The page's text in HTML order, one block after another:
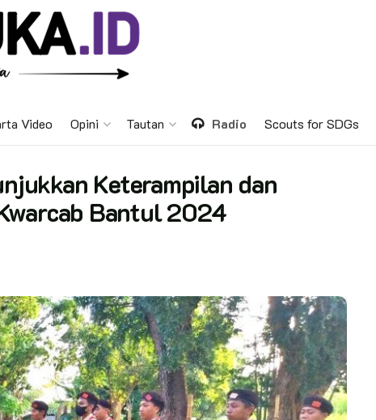
Video Opini Tautan Radio Scouts for SDGs
Keterampilan dan
Bantul 2024